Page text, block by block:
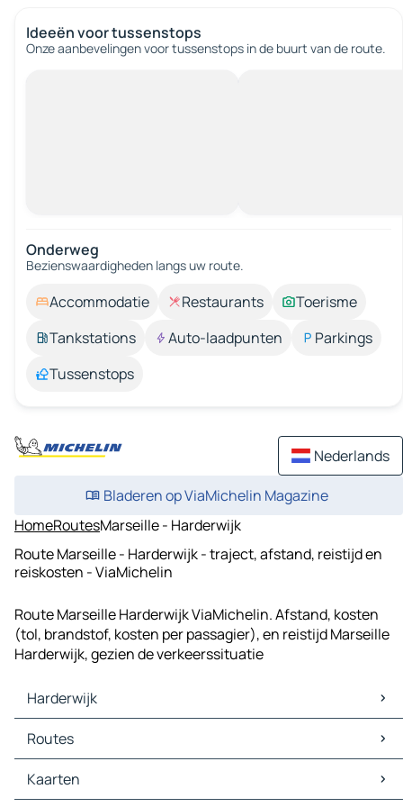
Ideeën voor tussenstops
Onze aanbevelingen voor tussenstops in de buurt van de route.
Onderweg
Bezienswaardigheden langs uw route.
Accommodatie Restaurants
Toerisme
Tankstations
Auto-laadpunten
Parkings
Tussenstops
Nederlands
Bladeren op ViaMichelin Magazine
HomeRoutesMarseille - Harderwijk
Route Marseille - Harderwijk - traject, afstand, reistijd en
reiskosten - ViaMichelin
Route Marseille Harderwijk ViaMichelin. Afstand, kosten
(tol, brandstof, kosten per passagier), en reistijd Marseille
Harderwijk, gezien de verkeerssituatie
Harderwijk
Harderwijk Kaarten
Harderwijk Verkeer
Harderwijk Hotels
Harderwijk Restaurants
Routes
Routes Harderwijk - Lelystad
Routes Harderwijk - Almere
Kaarten